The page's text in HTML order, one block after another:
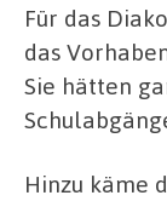
Für das
das
Sie hätten
Hinzu käme